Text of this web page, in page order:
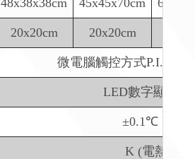
48x38x38cm 45x45x70cm
20x20cm 20x20cm
微電腦觸控方式P.I.D.自
LED數字顯示
±0.1℃ P.I.D
K (電熱偶)